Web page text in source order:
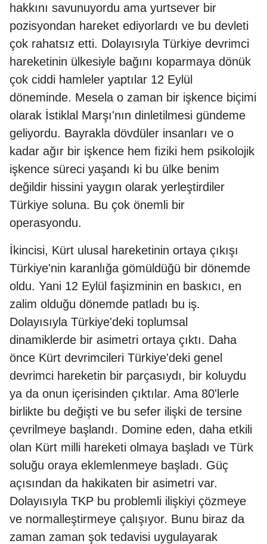
hakkını savunuyordu ama yurtsever bir
pozisyondan hareket ediyorlardı ve bu devleti
çok rahatsız etti. Dolayısıyla Türkiye devrimci
hareketinin ülkesiyle bağını koparmaya dönük
çok ciddi hamleler yaptılar 12 Eylül
döneminde. Mesela o zaman bir işkence biçimi
olarak İstiklal Marşı'nın dinletilmesi gündeme
geliyordu. Bayrakla dövdüler insanları ve o
kadar ağır bir işkence hem fiziki hem psikolojik
işkence süreci yaşandı ki bu ülke benim
değildir hissini yaygın olarak yerleştirdiler
Türkiye soluna. Bu çok önemli bir
operasyondu.
İkincisi, Kürt ulusal hareketinin ortaya çıkışı
Türkiye'nin karanlığa gömüldüğü bir dönemde
oldu. Yani 12 Eylül faşizminin en baskıcı, en
zalim olduğu dönemde patladı bu iş.
Dolayısıyla Türkiye'deki toplumsal
dinamiklerde bir asimetri ortaya çıktı. Daha
önce Kürt devrimcileri Türkiye'deki genel
devrimci hareketin bir parçasıydı, bir koluydu
ya da onun içerisinden çıktılar. Ama 80'lerle
birlikte bu değişti ve bu sefer ilişki de tersine
çevrilmeye başlandı. Domine eden, daha etkili
olan Kürt milli hareketi olmaya başladı ve Türk
soluğu oraya eklemlenmeye başladı. Güç
açısından da hakikaten bir asimetri var.
Dolayısıyla TKP bu problemli ilişkiyi çözmeye
ve normalleştirmeye çalışıyor. Bunu biraz da
zaman zaman şok tedavisi uygulayarak